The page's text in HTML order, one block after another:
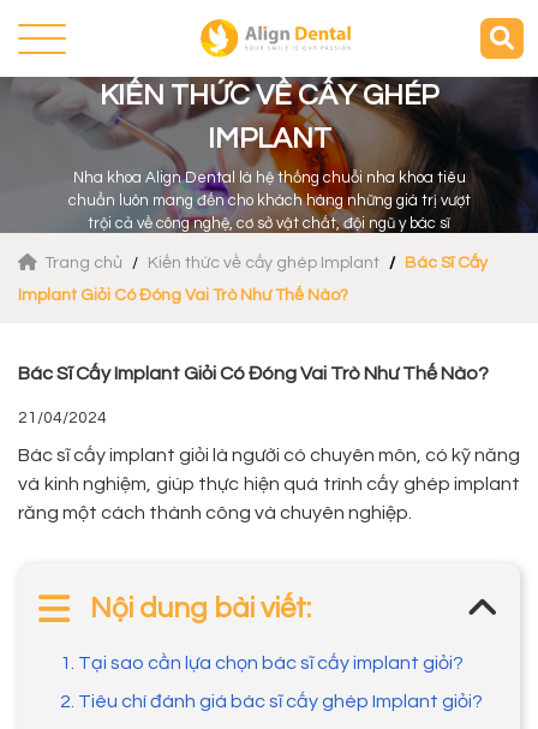
KIẾN THỨC VỀ CẤY GHÉP
IMPLANT
Nha khoa Align Dental là hệ thống chuỗi nha khoa tiêu
chuẩn luôn mang đến cho khách hàng những giá trị vượt
trội cả về công nghệ, cơ sở vật chất, đội ngũ y bác sĩ
Trang chủ Kiến thức về cấy ghép Implant
Bác Sĩ Cấy
Implant Giỏi Có Đóng Vai Trò Như Thế Nào?
Bác Sĩ Cấy Implant Giỏi Có Đóng Vai Trò Như Thế Nào?
21/04/2024
Bác sĩ cấy implant giỏi là người có chuyên môn, có kỹ năng
và kinh nghiệm, giúp thực hiện quá trình cấy ghép implant
răng một cách thành công và chuyên nghiệp.
Nội dung bài viết:
1. Tại sao cần lựa chọn bác sĩ cấy implant giỏi?
2. Tiêu chí đánh giá bác sĩ cấy ghép Implant giỏi?